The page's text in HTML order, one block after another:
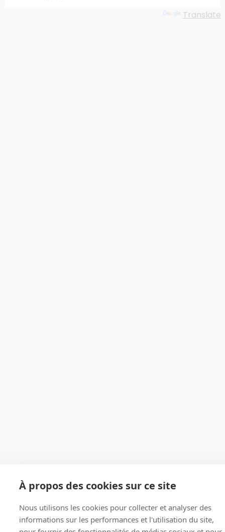
Translate
À propos des cookies sur ce site
Nous utilisons les cookies pour collecter et analyser des
informations sur les performances et l'utilisation du site,